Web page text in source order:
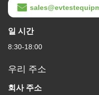
일 시간
8:30-18:00
우리 주소
회사 주소